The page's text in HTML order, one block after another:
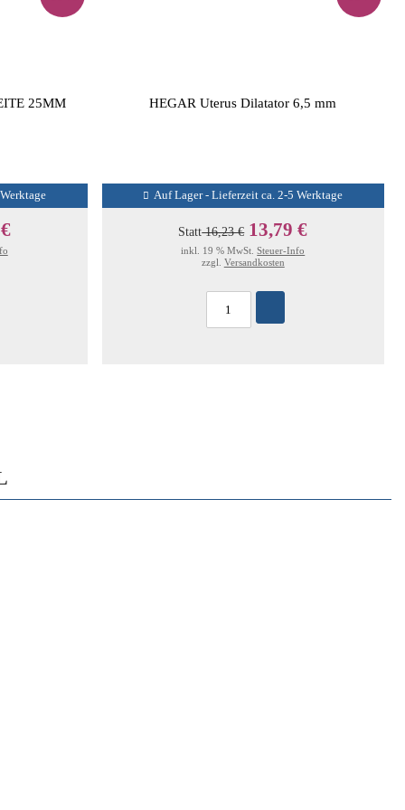
25MM
HEGAR Uterus Dilatator 6,5 mm
Auf Lager - Lieferzeit ca. 2-5 Werktage
Statt16,23 € 13,79 €
inkl. 19 % MwSt.Steuer-Info
zzgl. Versandkosten